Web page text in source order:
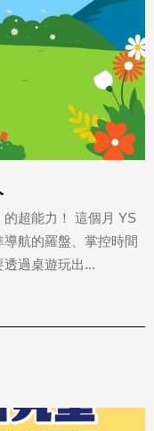
超能力！ 這個月 YS
航的羅盤、掌控時間
過桌遊玩出...